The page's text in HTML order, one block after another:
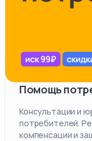
Помощь
Консультации и
потребителей.
компенсации и